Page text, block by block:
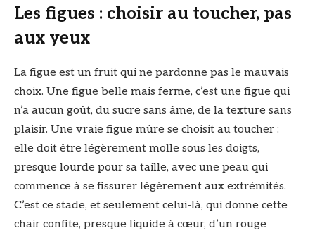
Les figues : choisir au toucher, pas
aux yeux
La figue est un fruit qui ne pardonne pas le mauvais
choix. Une figue belle mais ferme, c’est une figue qui
n’a aucun goût, du sucre sans âme, de la texture sans
plaisir. Une vraie figue mûre se choisit au toucher :
elle doit être légèrement molle sous les doigts,
presque lourde pour sa taille, avec une peau qui
commence à se fissurer légèrement aux extrémités.
C’est ce stade, et seulement celui-là, qui donne cette
chair confite, presque liquide à cœur, d’un rouge